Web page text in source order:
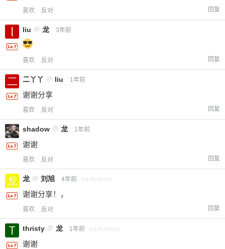
喜欢 反对 回复
liu @ 龙 3年前
喜欢 反对 回复
二丫丫 @ liu 1年前
谢谢分享
喜欢 反对 回复
shadow @ 龙 1年前
谢谢
喜欢 反对 回复
龙 @ 刘旭 4年前 via Android
谢谢分享！，
喜欢 反对 回复
thristy @ 龙 1年前 via Android
谢谢